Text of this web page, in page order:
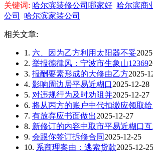
关键词: 哈尔滨装修公司哪家好 哈尔滨商
公司
哈尔滨家装公司
相关文章:
1. 六、因为乙方利用太阳器不妥
2. 举报德律风：宁波市生象山12369
3. 报酬要素形成的大修由乙方2025-
4. 影响周边居平易近糊口2025-12-28
5. 对违规行为及时劝阻并2025-12-27
6. 将从丙方的账户中代扣缴应领取
7. 有放弃应书面做出2025-12-27
8. 新修订的内容中取市平易近糊口
9. 会跟你签订拆修合同 2025-12-25
10. 系商理案由：逃索货款2025-12-25